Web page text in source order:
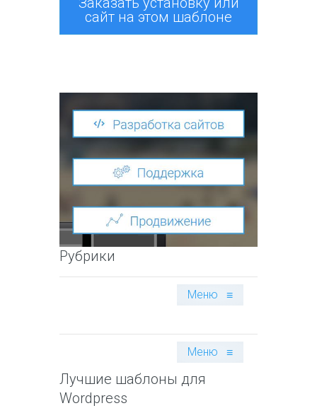
сайт на этом шаблоне
Рубрики
Меню ≡
Меню ≡
Лучшие шаблоны для
Wordpress